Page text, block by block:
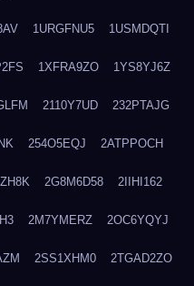
1URGFNU5 1USMDQTI
1XFRA9ZO 1YS8YJ6Z
2110Y7UD 232PTAJG
254O5EQJ 2ATPPOCH
2G8M6D58 2IIHI162
2M7YMERZ 2OC6YQYJ
2SS1XHM0 2TGAD2ZO